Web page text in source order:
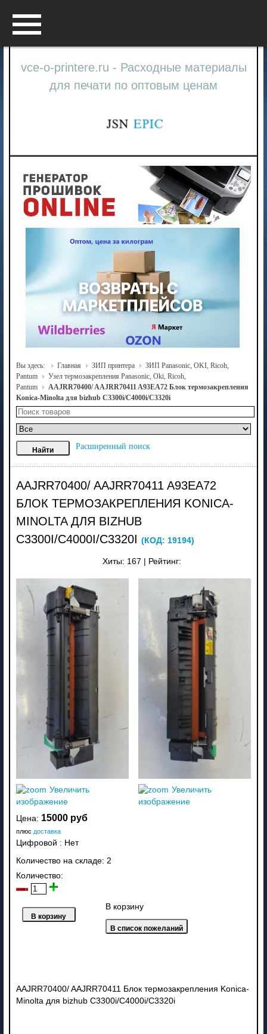
vce-o-printere.ru - Расходные материалы
для печати по оптовым ценам
Вы здесь: Главная ЗИП принтера
ЗИП Panasonic, OKI, Ricoh,
Pantum
Узел термозакрепления Panasonic, Oki, Ricoh,
Pantum
AAJRR70400/ AAJRR70411 A93EA72 Блок термозакрепления
Konica-Minolta для bizhub C3300i/C4000i/C3320i
Расширенный поиск
AAJRR70400/ AAJRR70411 A93EA72
БЛОК ТЕРМОЗАКРЕПЛЕНИЯ KONICA-
MINOLTA ДЛЯ BIZHUB
C3300I/C4000I/C3320I (КОД: 19194)
Хиты: 167 Рейтинг:
Увеличить
изображение
Увеличить
изображение
Цена: 15000 руб
плюс доставка
Цифровой : Нет
Количество на складе: 2
Количество:
В корзину
AAJRR70400/ AAJRR70411 Блок термозакрепления Konica-
Minolta для bizhub C3300i/C4000i/C3320i